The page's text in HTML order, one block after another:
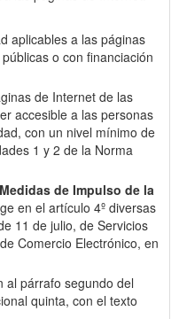
aplicables a las páginas
o con financiación
de Internet de las
accesible a las personas
con un nivel mínimo de
1 y 2 de la Norma
Medidas de Impulso de la
en el artículo 4º diversas
11 de julio, de Servicios
Comercio Electrónico, en
al párrafo segundo del
quinta, con el texto